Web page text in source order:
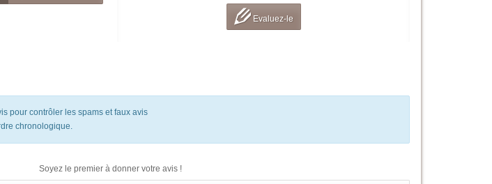
Evaluez-le
pour contrôler les spams et faux avis
chronologique.
Soyez le premier à donner votre avis !